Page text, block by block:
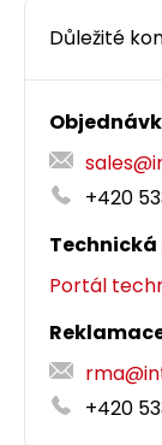
Důležité
+420
Portál
+420